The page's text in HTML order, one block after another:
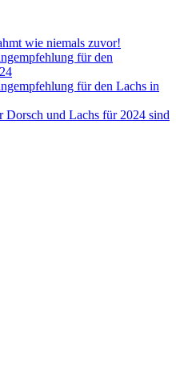
wie niemals zuvor!
für den
für den Lachs in
Dorsch und Lachs für 2024 sind